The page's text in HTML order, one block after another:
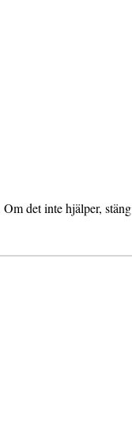
Om det inte hjälper, stäng